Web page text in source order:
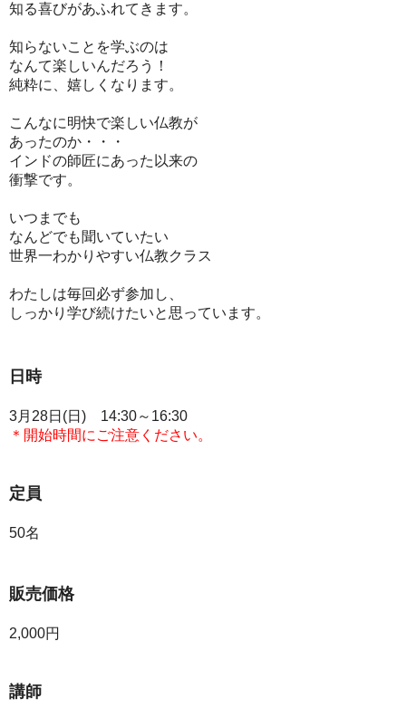
知る喜びがあふれてきます。
知らないことを学ぶのは
なんて楽しいんだろう！
純粋に、嬉しくなります。
こんなに明快で楽しい仏教が
あったのか・・・
インドの師匠にあった以来の
衝撃です。
いつまでも
なんどでも聞いていたい
世界一わかりやすい仏教クラス
わたしは毎回必ず参加し、
しっかり学び続けたいと思っています。
日時
3月28日(日) 14:30～16:30
＊開始時間にご注意ください。
定員
50名
販売価格
2,000円
講師